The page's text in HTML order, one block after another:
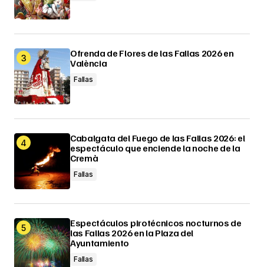
Ofrenda de Flores de las Fallas 2026 en
València
Fallas
Cabalgata del Fuego de las Fallas 2026: el
espectáculo que enciende la noche de la
Cremà
Fallas
Espectáculos pirotécnicos nocturnos de
las Fallas 2026 en la Plaza del
Ayuntamiento
Fallas